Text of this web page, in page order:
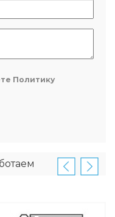
Политику